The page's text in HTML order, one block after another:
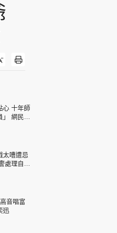
師
網民憂
太嘈遭忌
處理自責
陳倩揚齊
」
音唱富
迅